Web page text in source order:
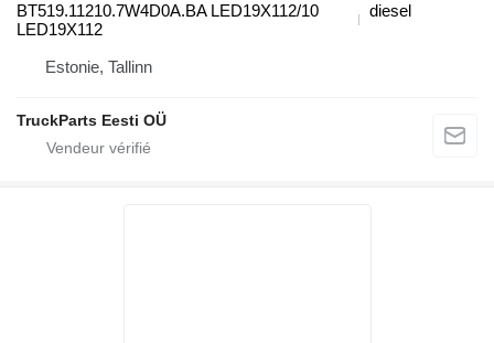
BT519.11210.7W4D0A.BA LED19X112/10
LED19X112
diesel
Estonie, Tallinn
TruckParts Eesti OÜ